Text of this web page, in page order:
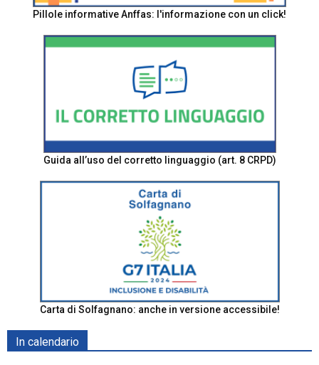
Pillole informative Anffas: l'informazione con un click!
Guida all’uso del corretto linguaggio (art. 8 CRPD)
Carta di Solfagnano: anche in versione accessibile!
In calendario